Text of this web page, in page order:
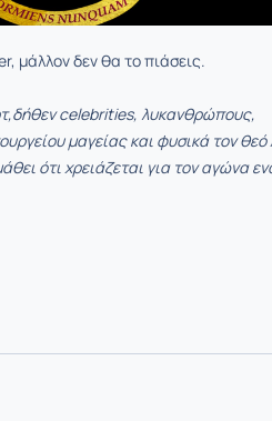
μάλλον δεν θα το πιάσεις.
celebrities, λυκανθρώπους,
μαγείας και φυσικά τον θεό
ότι χρειάζεται για τον αγώνα